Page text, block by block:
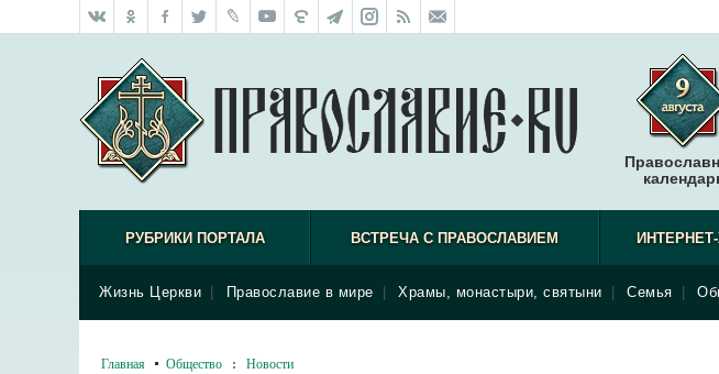
РУБРИКИ ПОРТАЛА ВСТРЕЧА С ПРАВОСЛАВИЕМ
Жизнь Церкви Православие в мире Храмы, монастыри, святыни Семья
Главная Общество : Новости